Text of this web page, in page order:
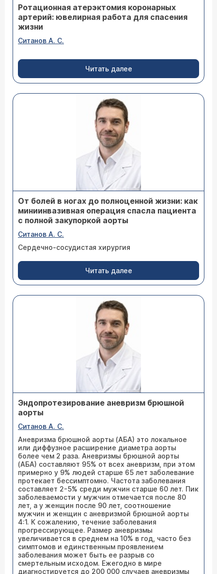
Ротационная атерэктомия коронарных
артерий: ювелирная работа для спасения
жизни
Ситанов А. С.
Читать далее
От болей в ногах до полноценной жизни: как
миниинвазивная операция спасла пациента
с полной закупоркой аорты
Ситанов А. С.
Сердечно-сосудистая хирургия
Читать далее
Эндопротезирование аневризм брюшной
аорты
Ситанов А. С.
Аневризма брюшной аорты (АБА) это локальное
или диффузное расширение диаметра аорты
более чем 2 раза. Аневризмы брюшной аорты
(АБА) составляют 95% от всех аневризм, при этом
примерно у 9% людей старше 65 лет заболевание
протекает бессимптомно. Частота заболевания
составляет 2-5% среди мужчин старше 60 лет. Пик
заболеваемости у мужчин отмечается после 80
лет, а у женщин после 90 лет, соотношение
мужчин и женщин с аневризмой брюшной аорты
4:1. К сожалению, течение заболевания
прогрессирующее. Размер аневризмы
увеличивается в среднем на 10% в год, часто без
симптомов и единственным проявлением
заболевания может быть ее разрыв со
смертельным исходом. Ежегодно в мире
диагностируется до 200 000 случаев аневризмы